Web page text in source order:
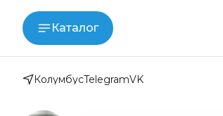
Каталог
КолумбусTelegramVK